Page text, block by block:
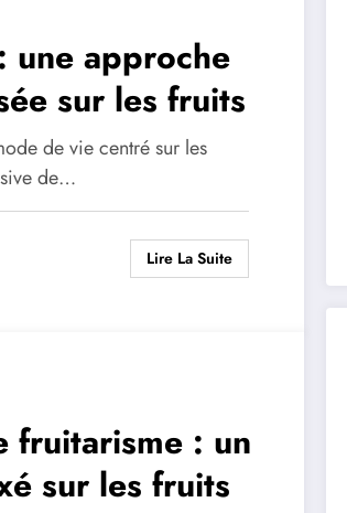
une approche
sur les fruits
de vie centré sur les
de…
Lire La Suite
fruitarisme : un
sur les fruits